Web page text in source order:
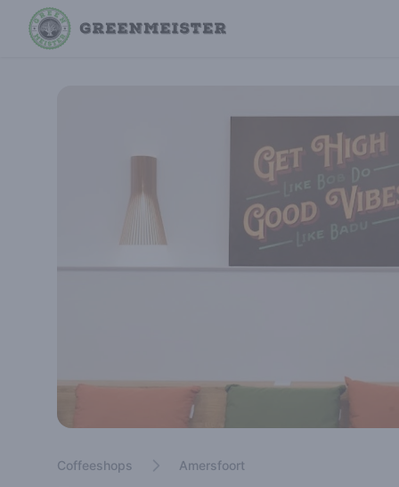
Coffeeshops Amersfoort